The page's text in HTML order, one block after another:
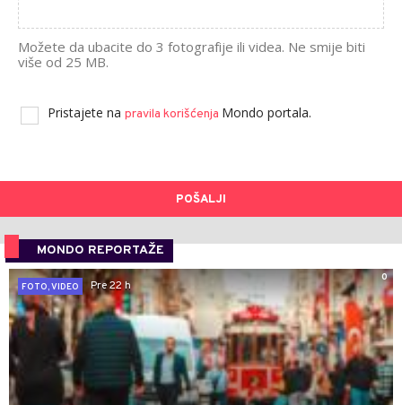
Možete da ubacite do 3 fotografije ili videa. Ne smije biti
više od 25 MB.
Pristajete na pravila korišćenja Mondo portala.
POŠALJI
MONDO REPORTAŽE
0
FOTO, VIDEO
Pre 22 h